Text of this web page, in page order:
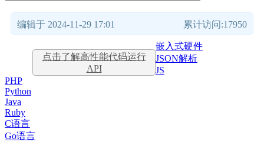
编辑于 2024-11-29 17:01 累计访问:17950
点击了解高性能代码运行
API
嵌入式硬件
JSON解析
JS
PHP
Python
Java
Ruby
C语言
Go语言